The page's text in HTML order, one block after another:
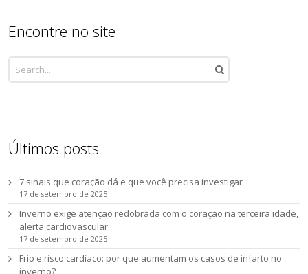
Encontre no site
Últimos posts
7 sinais que coração dá e que você precisa investigar
17 de setembro de 2025
Inverno exige atenção redobrada com o coração na terceira idade,
alerta cardiovascular
17 de setembro de 2025
Frio e risco cardíaco: por que aumentam os casos de infarto no
inverno?